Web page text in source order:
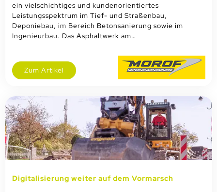
ein vielschichtiges und kundenorientiertes
Leistungsspektrum im Tief- und Straßenbau,
Deponiebau, im Bereich Betonsanierung sowie im
Ingenieurbau. Das Asphaltwerk am…
Zum Artikel
Digitalisierung weiter auf dem Vormarsch